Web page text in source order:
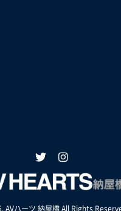
AVハーツ 納屋橋 All Rights